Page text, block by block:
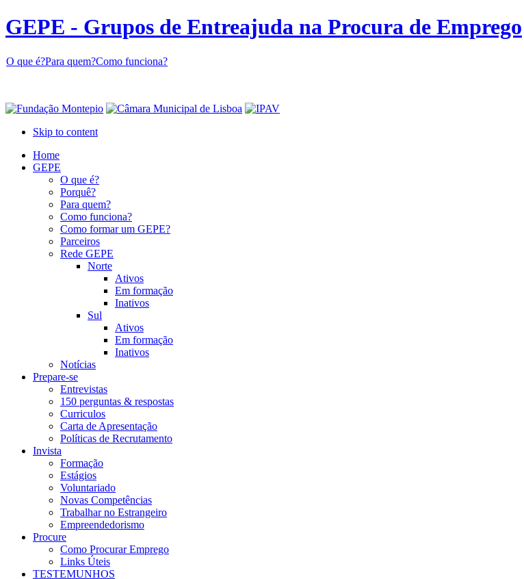
GEPE - Grupos de Entreajuda na Procura de Emprego
O que é?Para quem?Como funciona?
Skip to content
Home
GEPE
O que é?
Porquê?
Para quem?
Como funciona?
Como formar um GEPE?
Parceiros
Rede GEPE
Norte
Ativos
Em formação
Inativos
Sul
Ativos
Em formação
Inativos
Notícias
Prepare-se
Entrevistas
150 perguntas & respostas
Curriculos
Carta de Apresentação
Políticas de Recrutamento
Invista
Formação
Estágios
Voluntariado
Novas Competências
Trabalhar no Estrangeiro
Empreendedorismo
Procure
Como Procurar Emprego
Links Úteis
TESTEMUNHOS